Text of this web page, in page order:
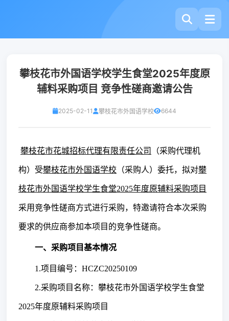
攀枝花市外国语学校学生食堂2025年度原
辅料采购项目 竞争性磋商邀请公告
2025-02-11 攀枝花市外国语学校 6644
攀枝花市花城招标代理有限责任公司 （采购代理机
构）受攀枝花市外国语学校 （采购人） 委托，拟对攀
枝花市外国语学校学生食堂2025年度原辅料采购项目
采用竞争性磋商方式进行采购，特邀请符合本次采购
要求的供应商参加本项目的竞争性磋商。
一、采购项目基本情况
1.项目编号： HCZC20250109
2.采购项目名称： 攀枝花市外国语学校学生食堂
2025年度原辅料采购项目